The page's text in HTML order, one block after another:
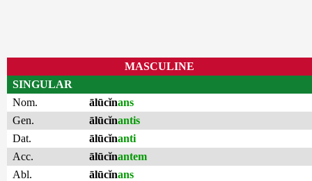
MASCULINE
SINGULAR
Nom.
ālūcĭnans
Gen.
ālūcĭnantis
Dat.
ālūcĭnanti
Acc.
ālūcĭnantem
Abl.
ālūcĭnans